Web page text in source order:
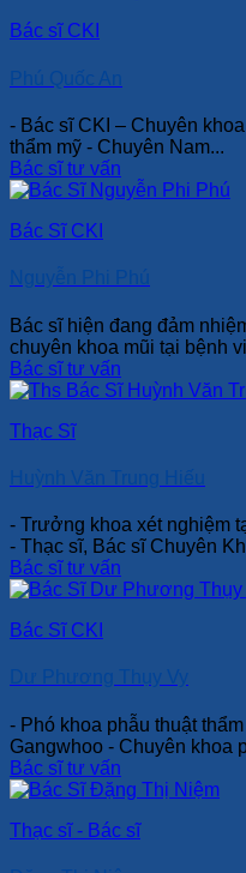
Bác sĩ CKI
Phú Quốc An
- Bác sĩ CKI – Chuyên
thẩm mỹ - Chuyên Nam...
Bác sĩ tư vấn
Bác Sĩ CKI
Nguyễn Phi Phú
Bác sĩ hiện đang đảm
chuyên khoa mũi tại bệnh
Bác sĩ tư vấn
Thạc Sĩ
Huỳnh Văn Trung Hiếu
- Trưởng khoa xét nghiệm
- Thạc sĩ, Bác sĩ Chuyên
Bác sĩ tư vấn
Bác Sĩ CKI
Dư Phương Thụy Vy
- Phó khoa phẫu thuật
Gangwhoo - Chuyên khoa
Bác sĩ tư vấn
Thạc sĩ - Bác sĩ